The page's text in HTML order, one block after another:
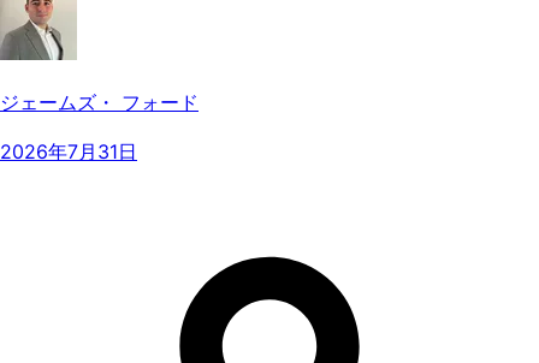
ジェームズ・ フォード
2026年7月31日